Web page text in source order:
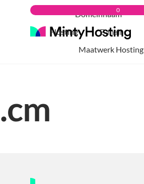
Domeinnaam
Hosting
E-mail
Maatwerk Hosting
0
.cm